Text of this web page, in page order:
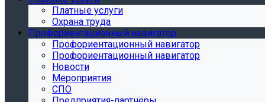
Платные услуги
Охрана труда
Профориентационный навигатор
Профориентационный навигатор
Профориентационный навигатор
Новости
Мероприятия
СПО